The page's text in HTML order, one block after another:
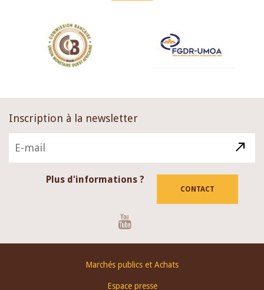
Inscription à la newsletter
Plus d'informations ?
CONTACT
Marchés publics et Achats
Espace presse